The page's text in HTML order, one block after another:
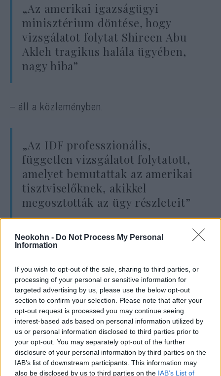
Neokohn - Do Not Process My Personal
Information
If you wish to opt-out of the sale, sharing to third parties, or
processing of your personal or sensitive information for
targeted advertising by us, please use the below opt-out
section to confirm your selection. Please note that after your
opt-out request is processed you may continue seeing
interest-based ads based on personal information utilized by
us or personal information disclosed to third parties prior to
your opt-out. You may separately opt-out of the further
disclosure of your personal information by third parties on the
IAB’s list of downstream participants. This information may
also be disclosed by us to third parties on the IAB’s List of
„Az amerikai igazságügyi
minisztérium döntése, hogy
vizsgálatot folytat Shireen Abu
Akleh tragikus halála ügyében,
nagy hiba”
– áll a közleményben.
„Az IDF professzionális,
független vizsgálatot folytatott,
amelyet bemutattak az amerikai
tisztviselőknek, akikkel
megosztották az ügy részleteit”
– tette hozzá.
„Átadtam az amerikai
képviselőknek azt az üzenetet,
hogy kiállunk az IDF katonái
mellett, és nem fogunk
együttműködni egy külső
nyomozással”.